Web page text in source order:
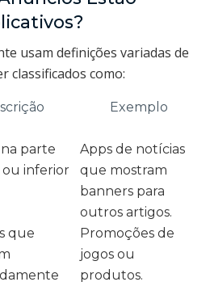
usam definições variadas de
classificados como:
Exemplo
na parte
inferior
Apps de notícias
que mostram
banners para
outros artigos.
que
Promoções de
jogos ou
produtos.